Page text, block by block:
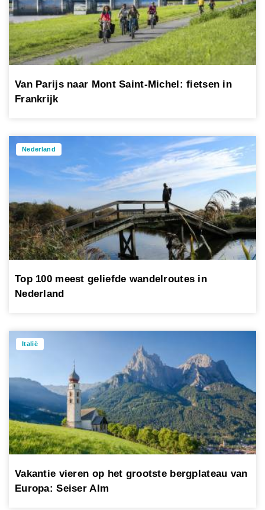
Van Parijs naar Mont Saint-Michel: fietsen in
Frankrijk
Nederland
Top 100 meest geliefde wandelroutes in
Nederland
Italië
Vakantie vieren op het grootste bergplateau van
Europa: Seiser Alm